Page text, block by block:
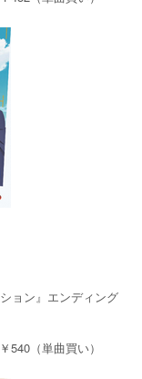
ョン』エンディング
540（単曲買い）